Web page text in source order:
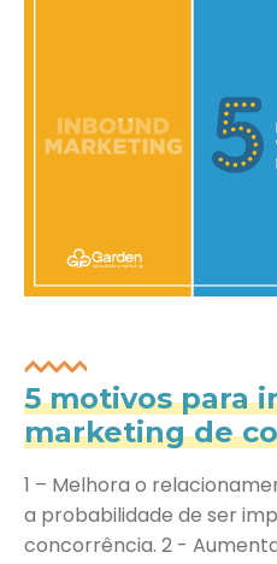
5 motivos para
marketing de
1 – Melhora o
a probabilidade de ser
concorrência. 2 -